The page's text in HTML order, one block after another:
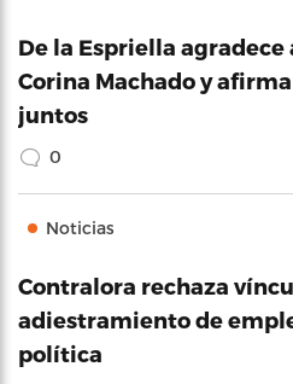
De la Espriella agradece
Corina Machado y
juntos
0
Noticias
Contralora rechaza
adiestramiento de
política